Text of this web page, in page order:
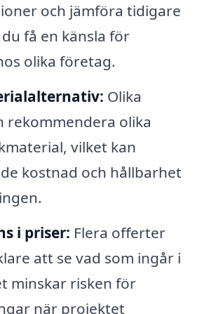
och jämföra tidigare
få en känsla för
olika företag.
Olika
rekommendera olika
vilket kan
kostnad och hållbarhet
i priser: Flera offerter
att se vad som ingår i
minskar risken för
när projektet